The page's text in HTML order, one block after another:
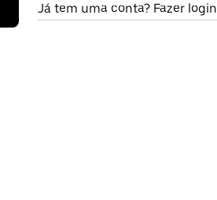
Já tem uma conta? Fazer login